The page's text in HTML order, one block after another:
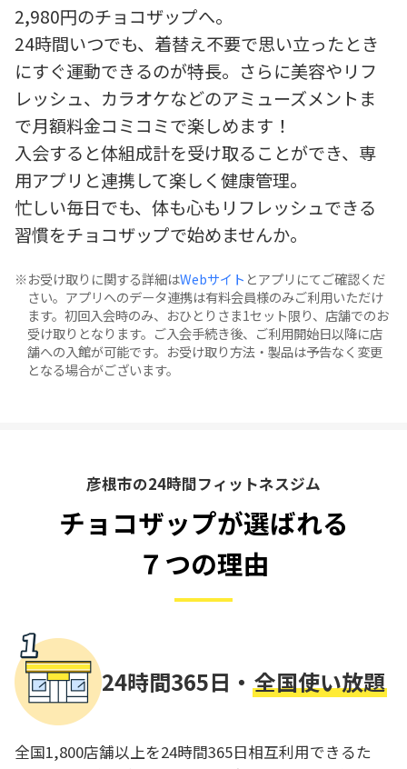
2,980円のチョコザップへ。
24時間いつでも、着替え不要で思い立ったとき
にすぐ運動できるのが特長。さらに美容やリフ
レッシュ、カラオケなどのアミューズメントま
で月額料金コミコミで楽しめます！
入会すると体組成計を受け取ることができ、専
用アプリと連携して楽しく健康管理。
忙しい毎日でも、体も心もリフレッシュできる
習慣をチョコザップで始めませんか。
お受け取りに関する詳細はWebサイト とアプリにてご確認くだ
さい。アプリへのデータ連携は有料会員様のみご利用いただけ
ます。初回入会時のみ、おひとりさま1セット限り、店舗でのお
受け取りとなります。ご入会手続き後、ご利用開始日以降に店
舗への入館が可能です。お受け取り方法・製品は予告なく変更
となる場合がございます。
彦根市の24時間フィットネスジム
チョコザップが選ばれる
７つの理由
24時間365日・ 全国使い放題
全国1,800店舗以上を24時間365日相互利用できるた